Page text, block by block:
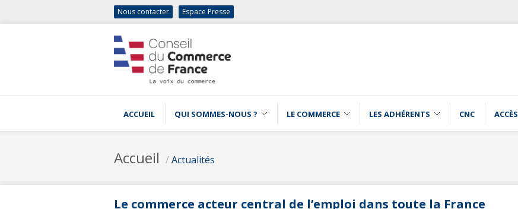
Nous contacter Espace Presse
ACCUEIL QUI SOMMES-NOUS ? LE COMMERCE LES ADHÉRENTS CNC
Accueil /Actualités
Le commerce acteur central de l’emploi dans toute la France